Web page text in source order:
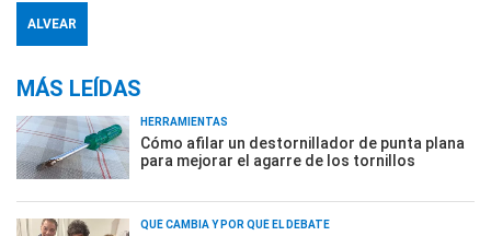
ALVEAR
MÁS LEÍDAS
HERRAMIENTAS
Cómo afilar un destornillador de punta plana
para mejorar el agarre de los tornillos
QUÉ CAMBIA Y POR QUÉ EL DEBATE